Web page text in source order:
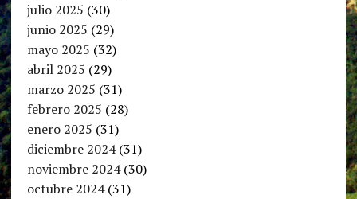
julio 2025 (30)
junio 2025 (29)
mayo 2025 (32)
abril 2025 (29)
marzo 2025 (31)
febrero 2025 (28)
enero 2025 (31)
diciembre 2024(31)
noviembre 2024(30)
octubre 2024(31)